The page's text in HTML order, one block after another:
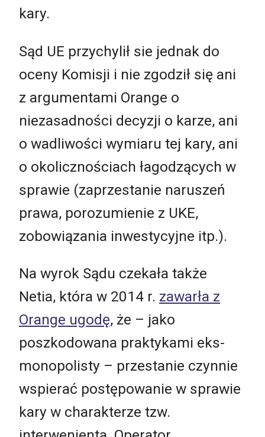
kary.
Sąd UE przychylił sie jednak do
oceny Komisji i nie zgodził się ani
z argumentami Orange o
niezasadności decyzji o karze, ani
o wadliwości wymiaru tej kary, ani
o okolicznościach łagodzących w
sprawie (zaprzestanie naruszeń
prawa, porozumienie z UKE,
zobowiązania inwestycyjne itp.).
Na wyrok Sądu czekała także
Netia, która w 2014 r. zawarła z
Orange ugodę, że – jako
poszkodowana praktykami eks-
monopolisty – przestanie czynnie
wspierać postępowanie w sprawie
kary w charakterze tzw.